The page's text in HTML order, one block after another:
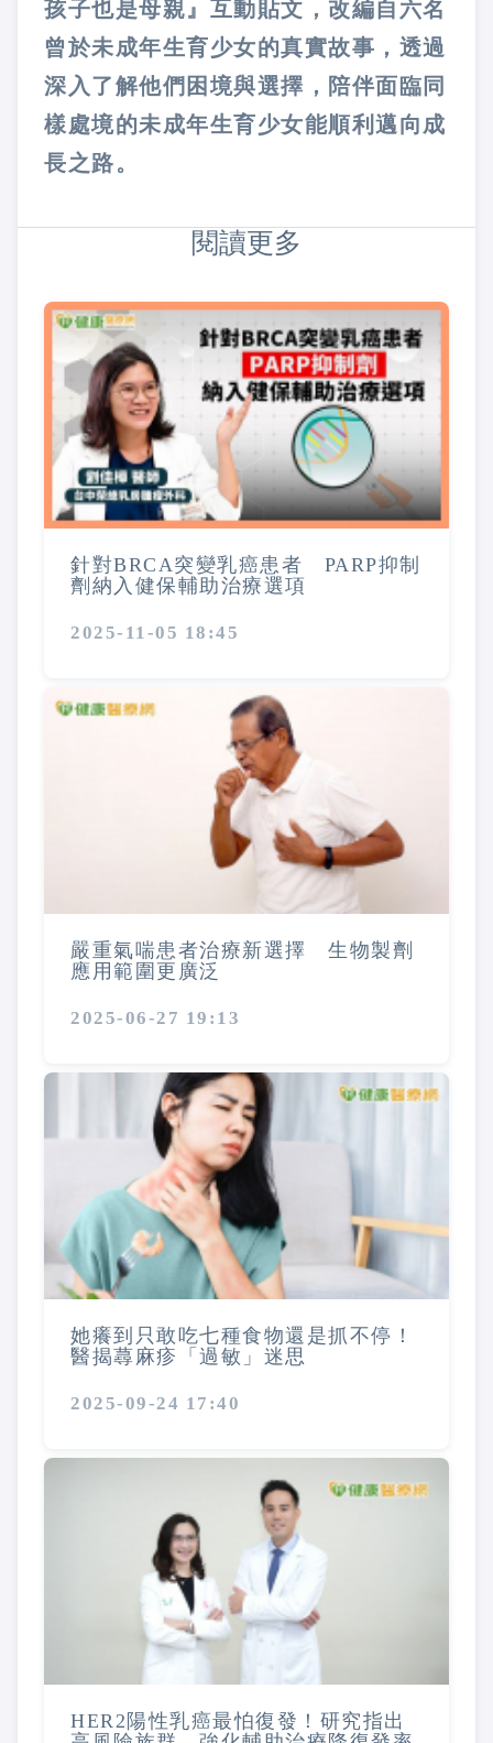
孩子也是母親』互動貼文，改編自六名
曾於未成年生育少女的真實故事，透過
深入了解他們困境與選擇，陪伴面臨同
樣處境的未成年生育少女能順利邁向成
長之路。
閱讀更多
針對BRCA突變乳癌患者 PARP抑制
劑納入健保輔助治療選項
2025-11-05 18:45
嚴重氣喘患者治療新選擇 生物製劑
應用範圍更廣泛
2025-06-27 19:13
她癢到只敢吃七種食物還是抓不停！
醫揭蕁麻疹「過敏」迷思
2025-09-24 17:40
HER2陽性乳癌最怕復發！研究指出